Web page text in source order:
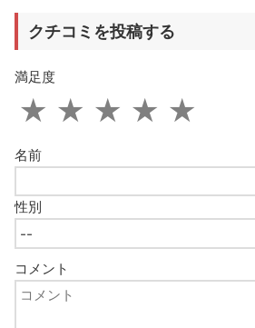
クチコミを投稿する
コメント
名前
性別
満足度
★
★
★
★
★